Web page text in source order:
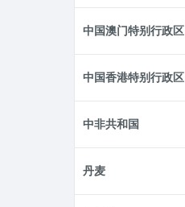
中国澳门特别行政区
中国香港特别行政区
中非共和国
丹麦